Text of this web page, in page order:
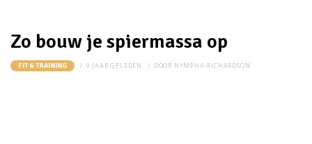
Zo bouw je spiermassa op
FIT & TRAINING 9 JAAR GELEDEN DOOR NYMPHA-RICHARDSON